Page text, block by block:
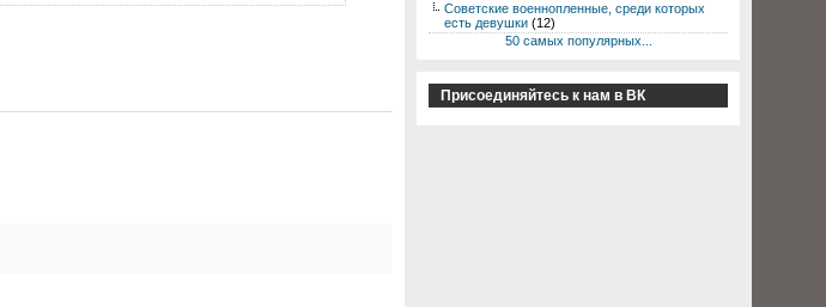
Советские военнопленные, среди которых
есть девушки (12)
50 самых популярных...
Присоединяйтесь к нам в ВК